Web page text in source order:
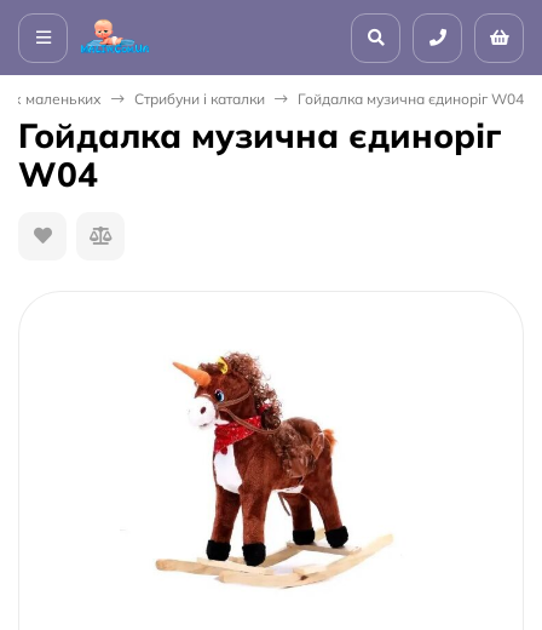
маленьких Стрибуни і каталки Гойдалка музична єдиноріг W04
Гойдалка музична єдиноріг
W04